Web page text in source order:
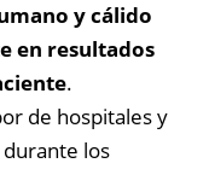
y cálido
en resultados
.
de hospitales y
los